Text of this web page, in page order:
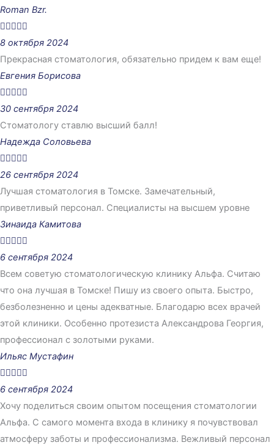
Roman Bzr.

8 октября 2024
Прекрасная стоматология, обязательно придем к вам еще!
Евгения Борисова

30 сентября 2024
Стоматологу ставлю высший балл!
Надежда Соловьева

26 сентября 2024
Лучшая стоматология в Томске. Замечательный,
приветливый персонал. Специалисты на высшем уровне
Зинаида Камитова

6 сентября 2024
Всем советую стоматологическую клинику Альфа. Считаю
что она лучшая в Томске! Пишу из своего опыта. Быстро,
безболезненно и цены адекватные. Благодарю всех врачей
этой клиники. Особенно протезиста Александрова Георгия,
профессионал с золотыми руками.
Ильяс Мустафин

6 сентября 2024
Хочу поделиться своим опытом посещения стоматологии
Альфа. С самого момента входа в клинику я почувствовал
атмосферу заботы и профессионализма. Вежливый персонал